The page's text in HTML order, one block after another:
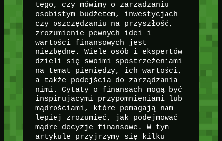
tego, czy mówimy o zarządzaniu
osobistym budżetem, inwestycjach
czy oszczędzaniu na przyszłość,
zrozumienie pewnych idei i
wartości finansowych jest
niezbędne. Wiele osób i ekspertów
dzieli się swoimi spostrzeżeniami
na temat pieniędzy, ich wartości,
a także podejścia do zarządzania
nimi. Cytaty o finansach mogą być
inspirującymi przypomnieniami lub
mądrościami, które pomagają nam
lepiej zrozumieć, jak podejmować
mądre decyzje finansowe. W tym
artykule przyjrzymy się kilku